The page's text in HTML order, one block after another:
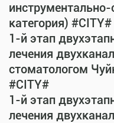
категория) #CITY#
1-й этап
лечения
стоматологом
#CITY#
1-й этап
лечения